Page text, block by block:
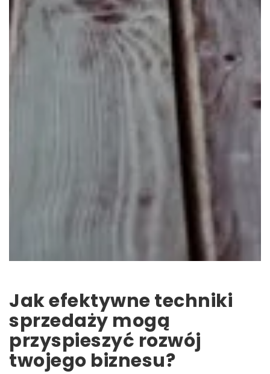
Jak efektywne techniki
sprzedaży mogą
przyspieszyć rozwój
twojego biznesu?